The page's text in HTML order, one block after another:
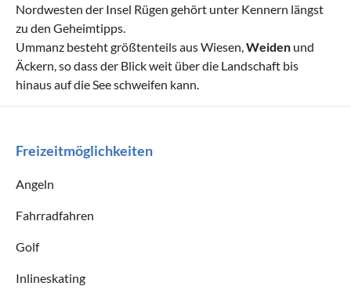
Nordwesten der Insel Rügen gehört unter Kennern längst
zu den Geheimtipps.
Ummanz besteht größtenteils aus Wiesen, Weiden und
Äckern, so dass der Blick weit über die Landschaft bis
hinaus auf die See schweifen kann.
Freizeitmöglichkeiten
Angeln
Fahrradfahren
Golf
Inlineskating